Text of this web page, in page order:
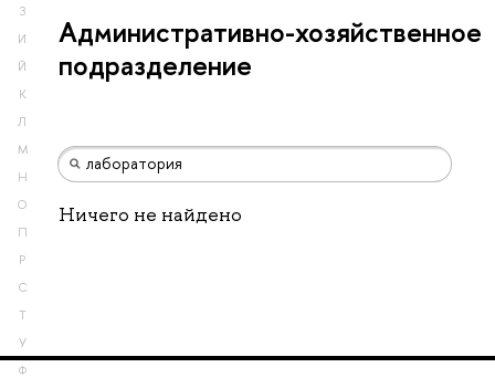
З
И
Й
К
Л
М
Н
О
П
Р
С
Т
У
Ф
Административно-хозяйственное
подразделение
Ничего не найдено